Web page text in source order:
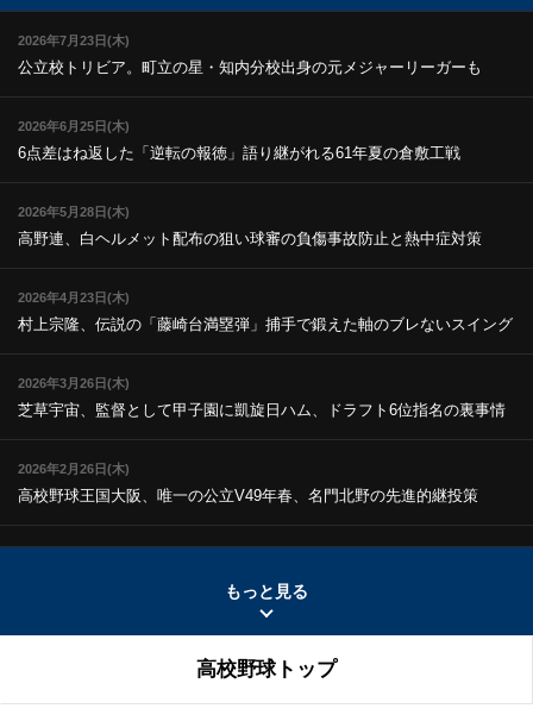
2026年7月23日(木)
公立校トリビア。町立の星・知内分校出身の元メジャーリーガーも
2026年6月25日(木)
6点差はね返した「逆転の報徳」 語り継がれる61年夏の倉敷工戦
2026年5月28日(木)
高野連、白ヘルメット配布の狙い球審の負傷事故防止と熱中症対策
2026年4月23日(木)
村上宗隆、伝説の「藤崎台満塁弾」 捕手で鍛えた軸のブレないスイング
2026年3月26日(木)
芝草宇宙、監督として甲子園に凱旋 日ハム、ドラフト6位指名の裏事情
2026年2月26日(木)
高校野球王国大阪、唯一の公立V49年春、名門北野の先進的継投策
広島商、伝統の「真剣の刃渡り」 経験者が語る「怖さ」と「達観」
2025年12月25日(木)
高校野球、28年春から7回制移行か!?V投手・愛甲猛「9回制は野球の根
もっと見る
高校野球トップ